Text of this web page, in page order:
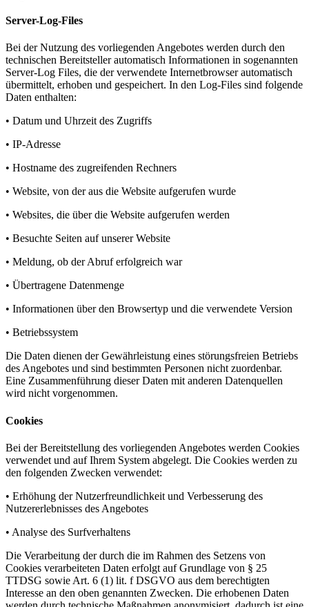
Server-Log-Files
Bei der Nutzung des vorliegenden Angebotes werden durch den
technischen Bereitsteller automatisch Informationen in sogenannten
Server-Log Files, die der verwendete Internetbrowser automatisch
übermittelt, erhoben und gespeichert. In den Log-Files sind folgende
Daten enthalten:
• Datum und Uhrzeit des Zugriffs
• IP-Adresse
• Hostname des zugreifenden Rechners
• Website, von der aus die Website aufgerufen wurde
• Websites, die über die Website aufgerufen werden
• Besuchte Seiten auf unserer Website
• Meldung, ob der Abruf erfolgreich war
• Übertragene Datenmenge
• Informationen über den Browsertyp und die verwendete Version
• Betriebssystem
Die Daten dienen der Gewährleistung eines störungsfreien Betriebs
des Angebotes und sind bestimmten Personen nicht zuordenbar.
Eine Zusammenführung dieser Daten mit anderen Datenquellen
wird nicht vorgenommen.
Cookies
Bei der Bereitstellung des vorliegenden Angebotes werden Cookies
verwendet und auf Ihrem System abgelegt. Die Cookies werden zu
den folgenden Zwecken verwendet:
• Erhöhung der Nutzerfreundlichkeit und Verbesserung des
Nutzererlebnisses des Angebotes
• Analyse des Surfverhaltens
Die Verarbeitung der durch die im Rahmen des Setzens von
Cookies verarbeiteten Daten erfolgt auf Grundlage von § 25
TTDSG sowie Art. 6 (1) lit. f DSGVO aus dem berechtigten
Interesse an den oben genannten Zwecken. Die erhobenen Daten